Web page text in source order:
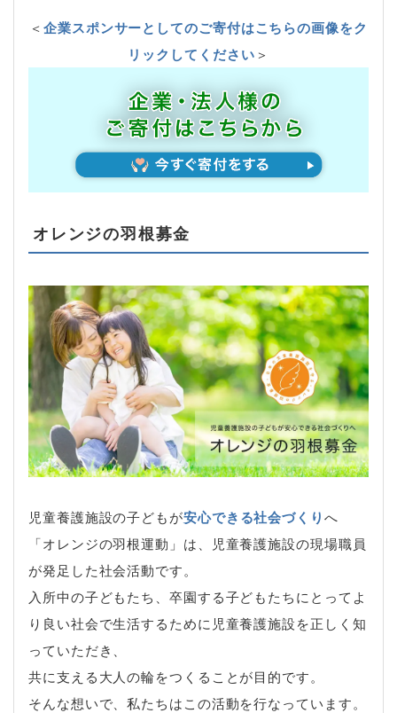
＜企業スポンサーとしてのご寄付はこちらの画像をク
リックしてください＞
オレンジの羽根募金
児童養護施設の子どもが安心できる社会づくりへ
「オレンジの羽根運動」は、児童養護施設の現場職員
が発足した社会活動です。
入所中の子どもたち、卒園する子どもたちにとってよ
り良い社会で生活するために児童養護施設を正しく知
っていただき、
共に支える大人の輪をつくることが目的です。
そんな想いで、私たちはこの活動を行なっています。